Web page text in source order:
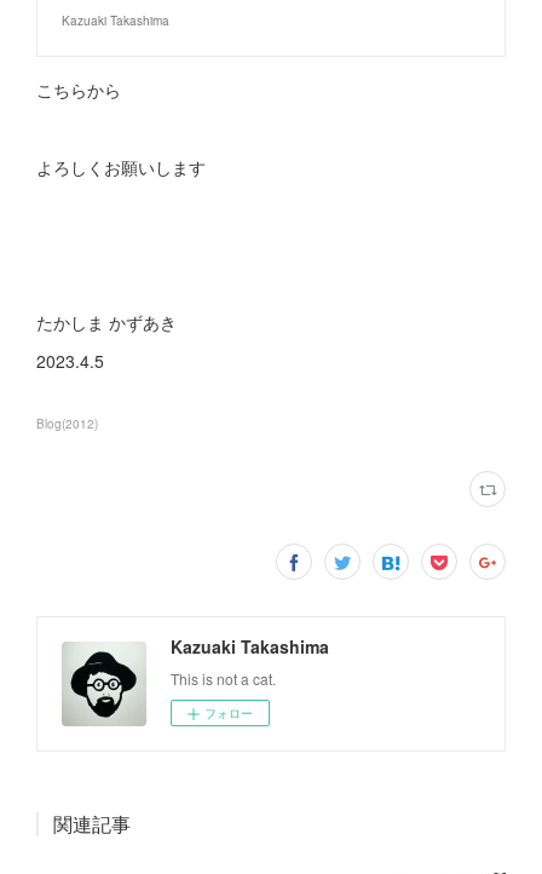
Kazuaki Takashima
こちらから
よろしくお願いします
たかしま かずあき
2023.4.5
Blog(2012)
Kazuaki Takashima
This is not a cat.
フォロー
関連記事